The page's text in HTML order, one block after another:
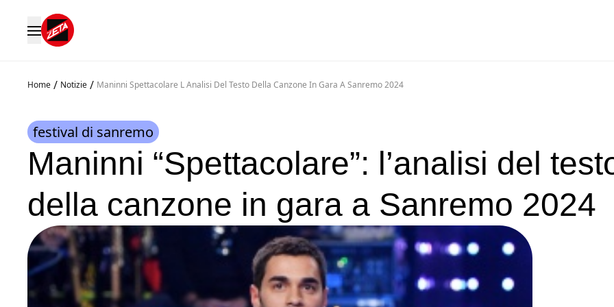
Home / Notizie / Maninni Spettacolare L Analisi Del Testo Della Canzone In Gara A Sanremo 2024
festival di sanremo
Maninni “Spettacolare”: l’analisi del
della canzone in gara a Sanremo 2024